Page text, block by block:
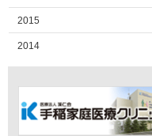
2015
2014